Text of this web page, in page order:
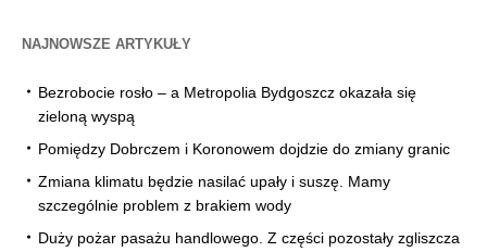
NAJNOWSZE ARTYKUŁY
Bezrobocie rosło – a Metropolia Bydgoszcz okazała się
zieloną wyspą
Pomiędzy Dobrczem i Koronowem dojdzie do zmiany granic
Zmiana klimatu będzie nasilać upały i suszę. Mamy
szczególnie problem z brakiem wody
Duży pożar pasażu handlowego. Z części pozostały zgliszcza